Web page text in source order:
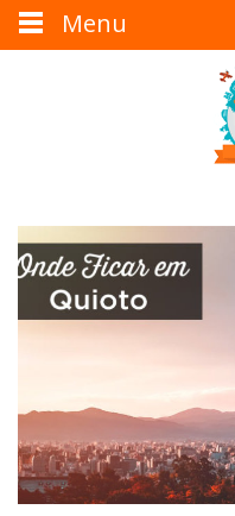
Menu